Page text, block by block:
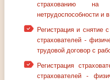
страхованию на
нетрудоспособности и
Регистрация и снятие
страхователей -
трудовой договор с
Регистрация
страхователей -